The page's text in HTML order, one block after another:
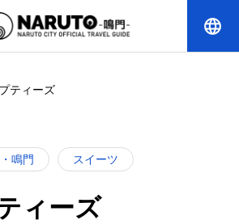
language
ティーズ
鳴門 スイーツ
ィーズ